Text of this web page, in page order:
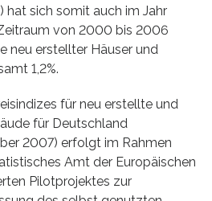
hat sich somit auch im Jahr
von 2000 bis 2006
neu erstellter Häuser und
1,2%.
für neu erstellte und
für Deutschland
2007) erfolgt im Rahmen
Amt der Europäischen
Pilotprojektes zur